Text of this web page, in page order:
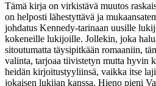
Tämä kirja on virkistävä muutos
on helposti lähestyttävä ja
johdatus Kennedy-tarinaan uusille
kokeneille lukijoille. Jollekin, joka
sitoutumatta täysipitkään romaaniin,
valinta, tarjoaa tiivistetyn mutta hyvin
heidän kirjoitustyyliinsä, vaikka itse
jokaisen lukijan kanssa. Hieno pieni